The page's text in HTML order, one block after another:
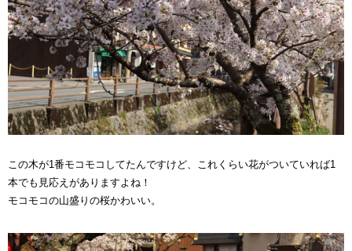
この木が1番モコモコしてたんですけど、これくらい花がついていれば1
本でも見応えがありますよね！
モコモコの山盛りの桜かわいい。